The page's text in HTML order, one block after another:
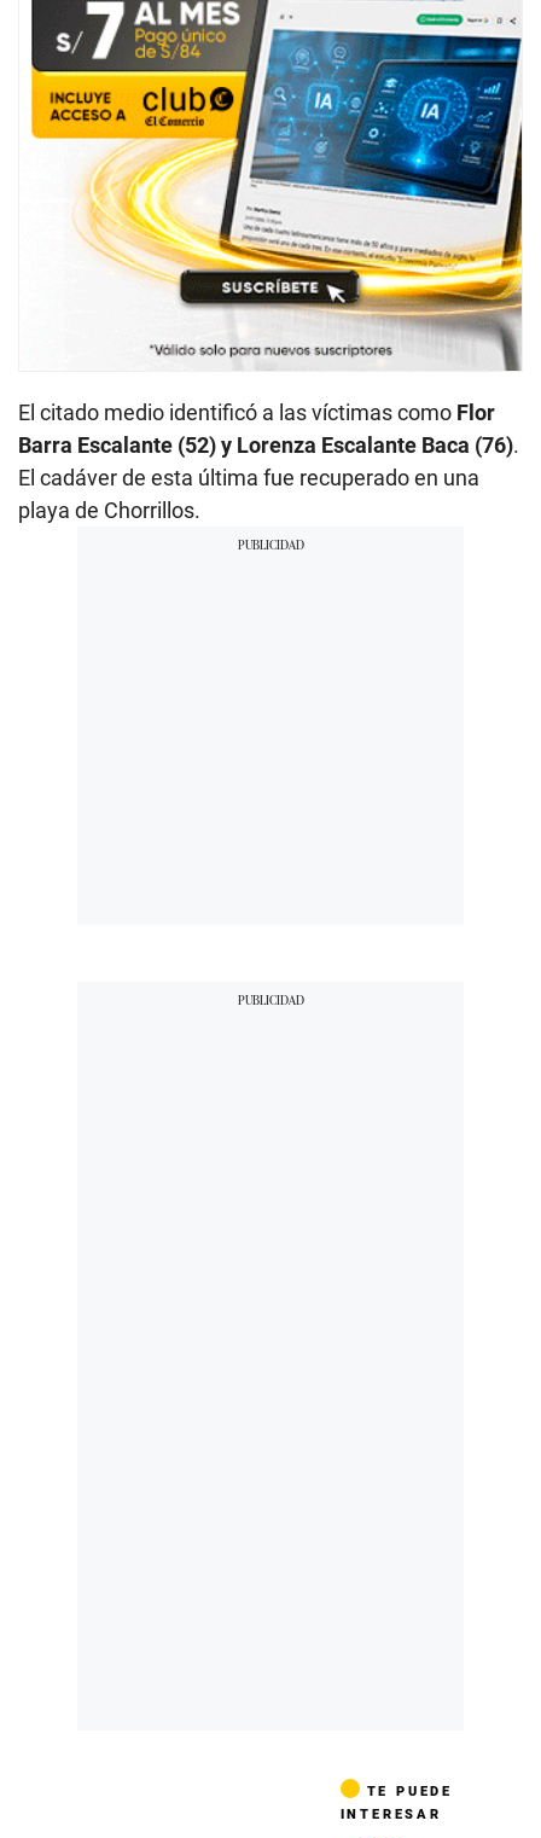
El citado medio identificó a las víctimas como Flor
Barra Escalante (52) y Lorenza Escalante Baca (76).
El cadáver de esta última fue recuperado en una
playa de Chorrillos.
TE PUEDE
INTERESAR